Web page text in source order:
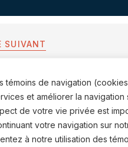
témoins de navigation
et améliorer la navigation
de votre vie privée est
votre navigation sur
à notre utilisation des
SUIVANT